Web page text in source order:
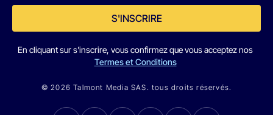
S'INSCRIRE
En cliquant sur s'inscrire, vous confirmez que vous acceptez nos
Termes et Conditions
© 2026 Talmont Media SAS. tous droits réservés.